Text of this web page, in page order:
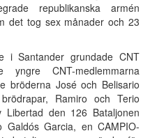
republikanska armén
det tog sex månader och 23
i Santander grundade CNT
CNT-medlemmarna
bröderna José och Belisario
Ramiro och Terio
Libertad den 126 Bataljonen
Garcia, en CAMPIO-